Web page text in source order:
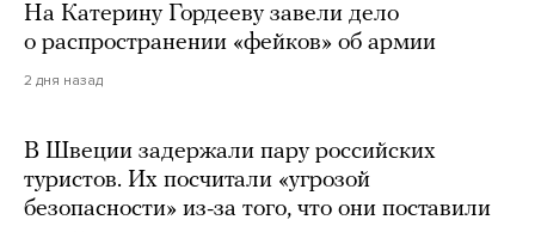
На Катерину Гордееву завели дело
о распространении «фейков» об армии
2 дня назад
В Швеции задержали пару российских
туристов. Их посчитали «угрозой
безопасности» из-за того, что они поставили